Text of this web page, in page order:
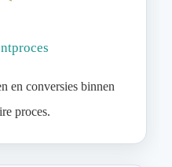
en conversies binnen
proces.